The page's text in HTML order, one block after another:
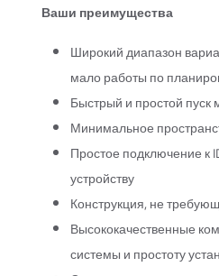
Ваши преимущества
Широкий диапазон
мало работы по
Быстрый и простой пуск
Минимальное
Простое подключение к
устройству
Конструкция, не
Высококачественные
системы и простоту